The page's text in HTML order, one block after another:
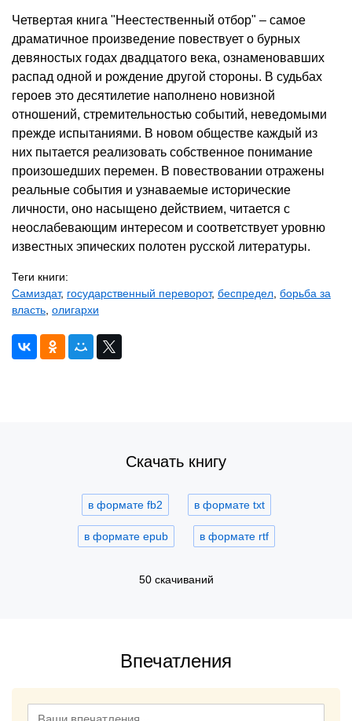
Четвертая книга "Неестественный отбор" – самое
драматичное произведение повествует о бурных
девяностых годах двадцатого века, ознаменовавших
распад одной и рождение другой стороны. В судьбах
героев это десятилетие наполнено новизной
отношений, стремительностью событий, неведомыми
прежде испытаниями. В новом обществе каждый из
них пытается реализовать собственное понимание
произошедших перемен. В повествовании отражены
реальные события и узнаваемые исторические
личности, оно насыщено действием, читается с
неослабевающим интересом и соответствует уровню
известных эпических полотен русской литературы.
Теги книги:
Самиздат, государственный переворот, беспредел, борьба за
власть, олигархи
Скачать книгу
в формате fb2 в формате txt
в формате epub в формате rtf
50 скачиваний
Впечатления